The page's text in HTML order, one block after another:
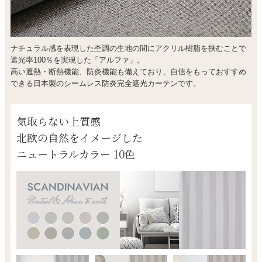
ナチュラル感を表現した杢調の生地の間にアクリル樹脂を挟むことで
遮光率100％を実現した「アルファ」。
高い遮熱・断熱機能、防炎機能も備えており、自信をもっておすすめ
できる日本製のシームレス防炎完全遮光カーテンです。
気取らない上質感
北欧の自然をイメージした
ニュートラルカラー 10色